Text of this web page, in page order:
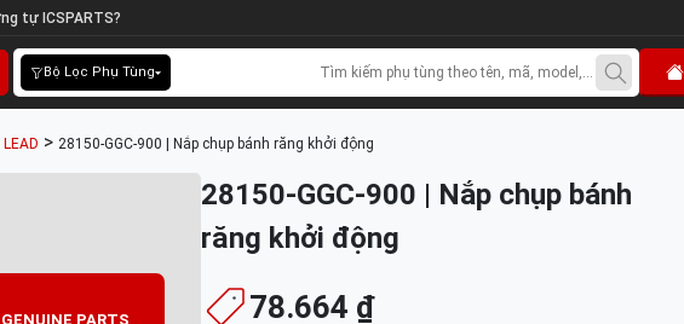
tự ICSPARTS?
Bộ Lọc Phụ Tùng
LEAD > 28150-GGC-900 | Nắp chụp bánh răng khởi động
GENUINE PARTS
28150-GGC-900 | Nắp chụp bánh
răng khởi động
78.664 ₫